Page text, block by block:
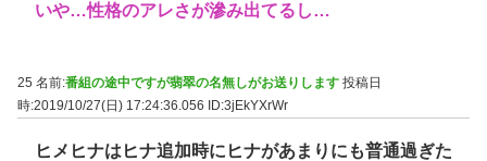
いや…性格のアレさが滲み出てるし…
25 名前:番組の途中ですが翡翠の名無しがお送りします 投稿日
時:2019/10/27(日) 17:24:36.056 ID:3jEkYXrWr
ヒメヒナはヒナ追加時にヒナがあまりにも普通過ぎた